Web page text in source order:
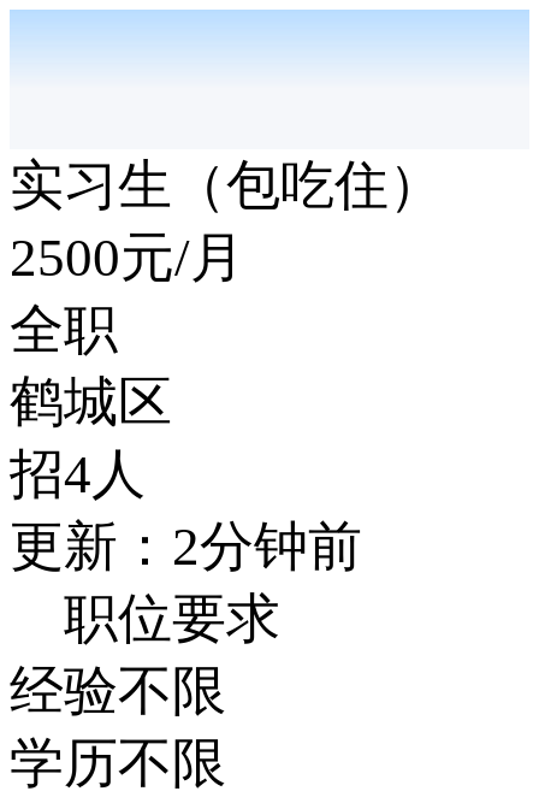
实习生（包吃住）
2500元/月
全职
鹤城区
招4人
更新：2分钟前
职位要求
经验不限
学历不限